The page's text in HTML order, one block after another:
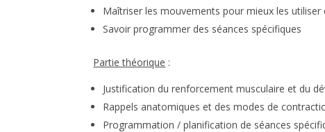
Maîtriser les mouvements pour mieux les utiliser
Savoir programmer des séances spécifiques
Partie théorique :
Justification du renforcement musculaire et du
Rappels anatomiques et des modes de
Programmation / planification de séances